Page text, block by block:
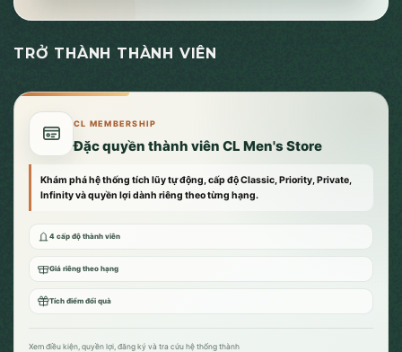
TRỞ THÀNH THÀNH VIÊN
CL MEMBERSHIP
Đặc quyền thành viên CL Men's Store
Khám phá hệ thống tích lũy tự động, cấp độ Classic, Priority, Private,
Infinity và quyền lợi dành riêng theo từng hạng.
4 cấp độ thành viên
Giá riêng theo hạng
Tích điểm đổi quà
Xem điều kiện, quyền lợi, đăng ký và tra cứu hệ thống thành